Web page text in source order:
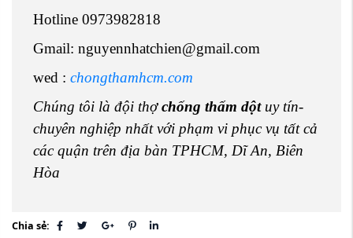
Hotline 0973982818
Gmail: nguyennhatchien@gmail.com
wed : chongthamhcm.com
Chúng tôi là đội thợchống thấm dộtuy tín-
chuyên nghiệp nhất với phạm vi phục vụ tất cả
các quận trên địa bàn TPHCM, Dĩ An, Biên
Hòa
Chia sẻ: